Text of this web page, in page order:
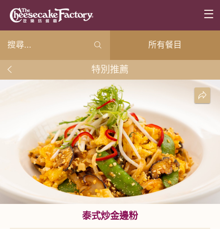
所有餐目
特別推薦
泰式炒金邊粉